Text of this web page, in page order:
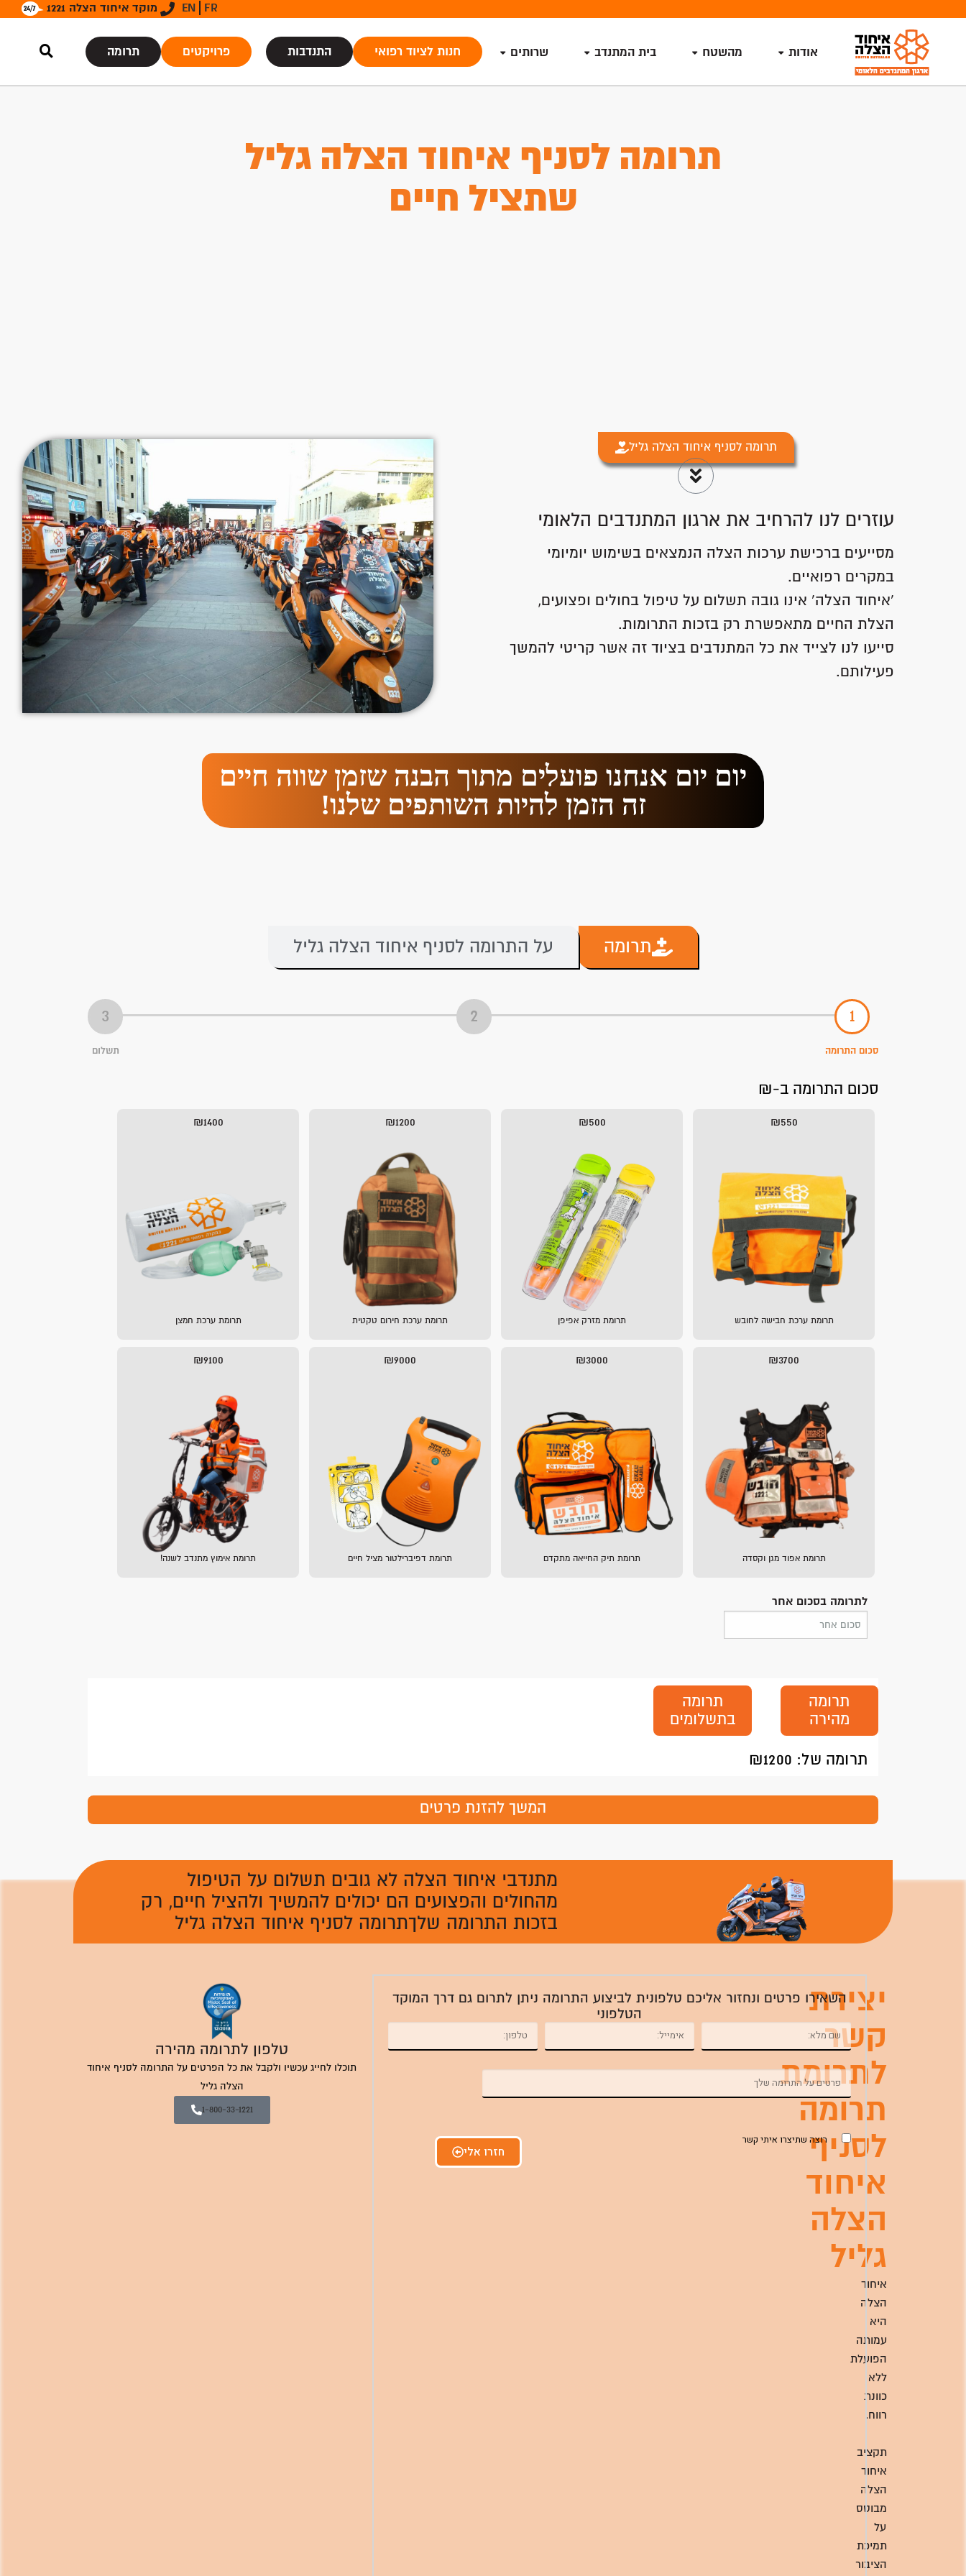
מוקד איחוד הצלה 1221 EN FR
אודות מהשטח בית המתנדב שרותים חנות לציוד רפואי התנדבות פרויקטים תרומה
תרומה לסניף איחוד הצלה גליל
שתציל חיים
תרומה לסניף איחוד הצלה גליל
עוזרים לנו להרחיב את ארגון המתנדבים הלאומי
מסייעים ברכישת ערכות הצלה הנמצאים בשימוש יומיומי
במקרים רפואיים.
'איחוד הצלה' אינו גובה תשלום על טיפול בחולים ופצועים,
הצלת החיים מתאפשרת רק בזכות התרומות.
סייעו לנו לצייד את כל המתנדבים בציוד זה אשר קריטי להמשך
פעילותם.
יום יום אנחנו פועלים מתוך הבנה שזמן שווה חיים
זה הזמן להיות השותפים שלנו!
תרומה על התרומה לסניף איחוד הצלה גליל
סכום התרומה תשלום
סכום התרומה ב-₪
₪550
תרומת ערכת חבישה לחובש
₪500
תרומת מזרק אפיפן
₪1200
תרומת ערכת חירום טקטית
₪1400
תרומת ערכת חמצן
₪3700
תרומת אפוד מגן וקסדה
₪3000
תרומת תיק החייאה מתקדם
₪9000
תרומת דפיברילטור מציל חיים
₪9100
תרומת אימוץ מתנדב לשנה!
לתרומה בסכום אחר
תרומה
מהירה
תרומה
בתשלומים
תרומה של: ₪ 1200
המשך להזנת פרטים
מתנדבי איחוד הצלה לא גובים תשלום על הטיפול
מהחולים והפצועים הם יכולים להמשיך ולהציל חיים, רק
בזכות התרומה שלךתרומה לסניף איחוד הצלה גליל
יצירת
קשר
לתרומת
תרומה
לסניף
איחוד
הצלה
גליל
איחוד
הצלה
היא
עמותה
הפועלת
ללא
כוונת
רווח.
תקציב
איחוד
הצלה
מבוסס
על
תמיכת
הציבור
השאירו פרטים ונחזור אליכם טלפונית לביצוע התרומה ניתן לתרום גם דרך המוקד
הטלפוני
רוצה שתיצרו איתי קשר
חזרו אלי
טלפון לתרומה מהירה
תוכלו לחייג עכשיו ולקבל את כל הפרטים על התרומה לסניף איחוד
הצלה גליל
1-800-33-1221